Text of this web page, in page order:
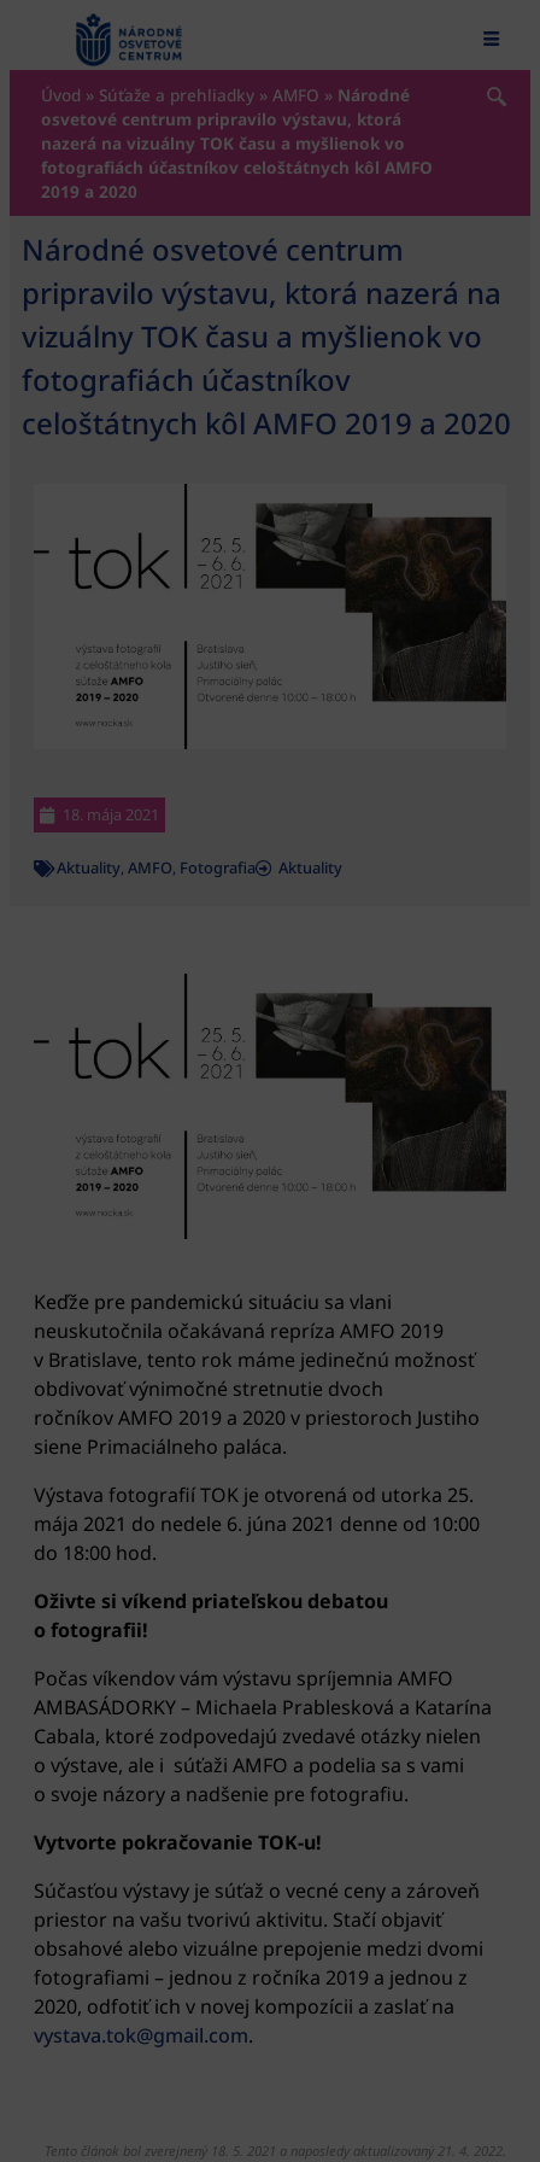
content
Úvod » Súťaže a prehliadky » AMFO » Národné
osvetové centrum pripravilo výstavu, ktorá
nazerá na vizuálny TOK času a myšlienok vo
fotografiách účastníkov celoštátnych kôl AMFO
2019 a 2020
Národné osvetové centrum
pripravilo výstavu, ktorá nazerá na
vizuálny TOK času a myšlienok vo
fotografiách účastníkov
celoštátnych kôl AMFO 2019 a 2020
18. mája 2021
Aktuality, AMFO, Fotografia Aktuality
Keďže pre pandemickú situáciu sa vlani
neuskutočnila očakávaná repríza AMFO 2019
v Bratislave, tento rok máme jedinečnú možnosť
obdivovať výnimočné stretnutie dvoch
ročníkov AMFO 2019 a 2020 v priestoroch Justiho
siene Primaciálneho paláca.
Výstava fotografií TOK je otvorená od utorka 25.
mája 2021 do nedele 6. júna 2021 denne od 10:00
do 18:00 hod.
Oživte si víkend priateľskou debatou
o fotografii!
Počas víkendov vám výstavu spríjemnia AMFO
AMBASÁDORKY – Michaela Prablesková a Katarína
Cabala, ktoré zodpovedajú zvedavé otázky nielen
o výstave, ale i súťaži AMFO a podelia sa s vami
o svoje názory a nadšenie pre fotografiu.
Vytvorte pokračovanie TOK-u!
Súčasťou výstavy je súťaž o vecné ceny a zároveň
priestor na vašu tvorivú aktivitu. Stačí objaviť
obsahové alebo vizuálne prepojenie medzi dvomi
fotografiami – jednou z ročníka 2019 a jednou z
2020, odfotiť ich v novej kompozícii a zaslať na
vystava.tok@gmail.com.
Tento článok bol zverejnený 18. 5. 2021 a naposledy aktualizovaný 21. 4. 2022.